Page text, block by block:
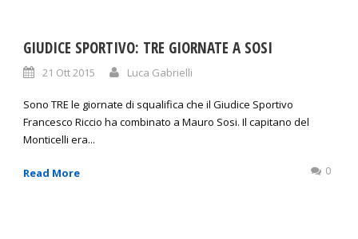
GIUDICE SPORTIVO: TRE GIORNATE A SOSI
21 Ott 2015 Luca Gabrielli
Sono TRE le giornate di squalifica che il Giudice Sportivo
Francesco Riccio ha combinato a Mauro Sosi. Il capitano del
Monticelli era...
Read More 0